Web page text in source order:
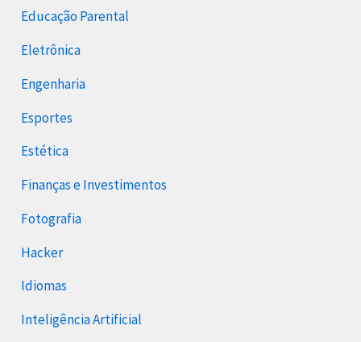
Educação Parental
Eletrônica
Engenharia
Esportes
Estética
Finanças e Investimentos
Fotografia
Hacker
Idiomas
Inteligência Artificial